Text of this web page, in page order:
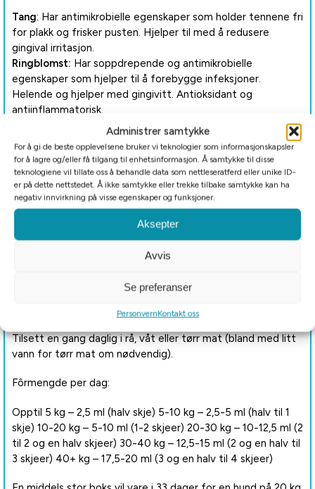
Administrer samtykke
For å gi de beste opplevelsene bruker vi teknologier som informasjonskapsler
for å lagre og/eller få tilgang til enhetsinformasjon. Å samtykke til disse
teknologiene vil tillate oss å behandle data som nettleseratferd eller unike ID-
er på dette nettstedet. Å ikke samtykke eller trekke tilbake samtykke kan ha
negativ innvirkning på visse egenskaper og funksjoner.
Aksepter
Avvis
Se preferanser
PersonvernKontakt oss
Tang: Har antimikrobielle egenskaper som holder tennene fri
for plakk og frisker pusten. Hjelper til med å redusere
gingival irritasjon.
Ringblomst: Har soppdrepende og antimikrobielle
egenskaper som hjelper til å forebygge infeksjoner.
Helende og hjelper med gingivitt. Antioksidant og
antiinflammatorisk.
: Eliminerer bakterier og er kraftig i behandling av
karies og tanninfeksjoner. Bekjemper dårlig ånde, plakk og
tannråte.
Koffeinfri grønn te: Reduserer betennelse og hjelper til
med å forhindre gingivitt. Gunstig for periodontal sykdom.
Gurkemeie:Har antiseptiske og antimikrobielle egenskaper,
hjelper til med å holde tennene rene, tannkjøttet sunt og
pusten frisk. Hjelper sunn fordøyelse.
Rik på antioksidanter, reduserer hevelse. Frisker
Tilsett en gang daglig i rå, våt eller tørr mat (bland med litt
vann for tørr mat om nødvendig).
Fôrmengde per dag:
Opptil 5 kg – 2,5 ml (halv skje) 5-10 kg – 2,5-5 ml (halv til 1
skje) 10-20 kg – 5-10 ml (1-2 skjeer) 20-30 kg – 10-12,5 ml (2
til 2 og en halv skjeer) 30-40 kg – 12,5-15 ml (2 og en halv til
3 skjeer) 40+ kg – 17,5-20 ml (3 og en halv til 4 skjeer)